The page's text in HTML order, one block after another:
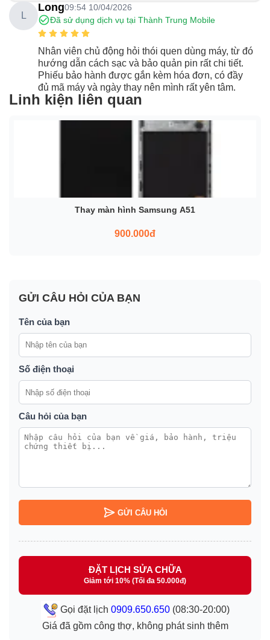
L
Long09:54 10/04/2026
Đã sử dụng dịch vụ tại Thành Trung Mobile
Nhân viên chủ động hỏi thói quen dùng máy, từ đó
hướng dẫn cách sạc và bảo quản pin rất chi tiết.
Phiếu bảo hành được gắn kèm hóa đơn, có đầy
đủ mã máy và ngày thay nên mình rất yên tâm.
Linh kiện liên quan
Thay màn hình Samsung A51
900.000đ
GỬI CÂU HỎI CỦA BẠN
Tên của bạn
Số điện thoại
Câu hỏi của bạn
GỬI CÂU HỎI
ĐẶT LỊCH SỬA CHỮA
Giảm tới 10% (Tối đa 50.000đ)
Gọi đặt lịch 0909.650.650(08:30-20:00)
Giá đã gồm công thợ, không phát sinh thêm